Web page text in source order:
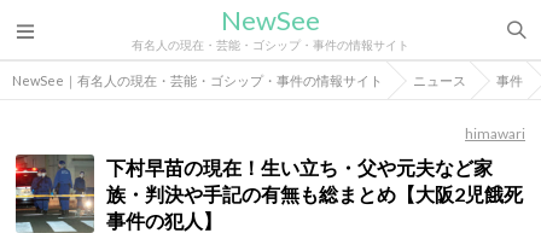
NewSee
有名人の現在・芸能・ゴシップ・事件の情報サイト
NewSee｜有名人の現在・芸能・ゴシップ・事件の情報サイト ニュース 事件
himawari
下村早苗の現在！生い立ち・父や元夫など家
族・判決や手記の有無も総まとめ【大阪2児餓死
事件の犯人】